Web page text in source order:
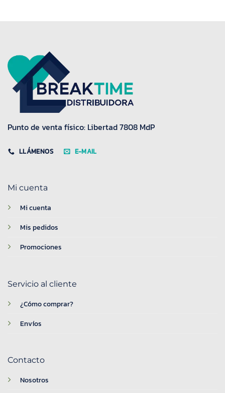
Punto de venta físico: Libertad 7808 MdP
LLÁMENOS E-MAIL
Mi cuenta
Mi cuenta
Mis pedidos
Promociones
Servicio al cliente
¿Cómo comprar?
Envíos
Contacto
Nosotros